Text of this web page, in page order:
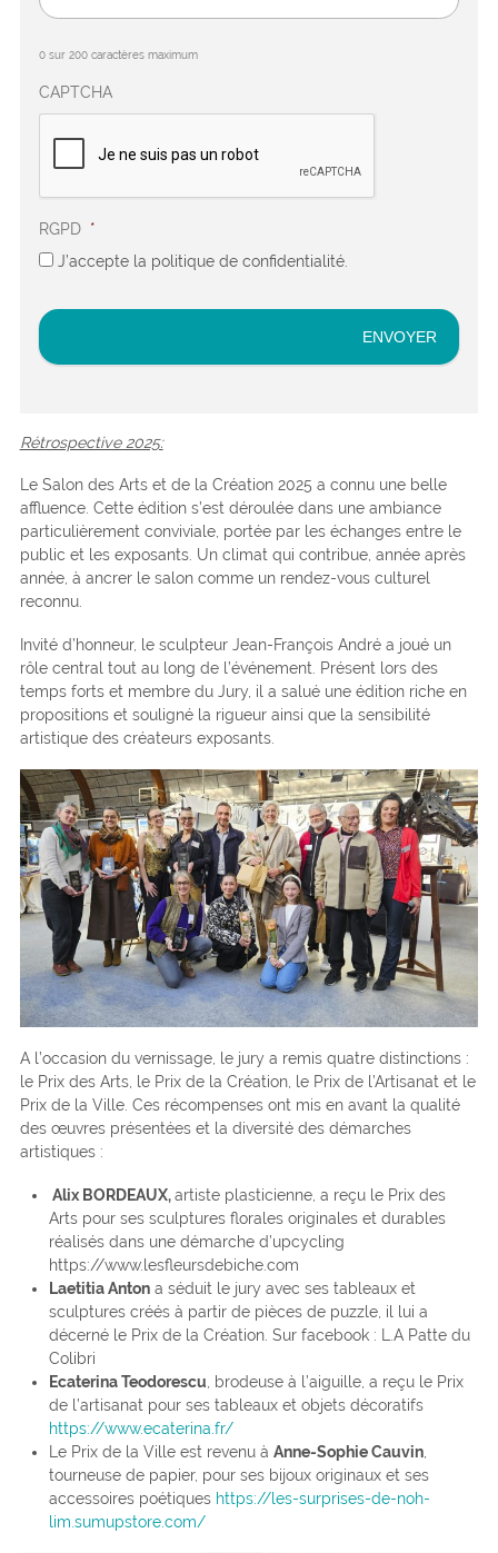
0 sur 200 caractères maximum
CAPTCHA
RGPD *
J’accepte la politique de confidentialité.
Rétrospective 2025:
Le Salon des Arts et de la Création 2025 a connu une belle
affluence. Cette édition s’est déroulée dans une ambiance
particulièrement conviviale, portée par les échanges entre le
public et les exposants. Un climat qui contribue, année après
année, à ancrer le salon comme un rendez-vous culturel
reconnu.
Invité d’honneur, le sculpteur Jean-François André a joué un
rôle central tout au long de l’événement. Présent lors des
temps forts et membre du Jury, il a salué une édition riche en
propositions et souligné la rigueur ainsi que la sensibilité
artistique des créateurs exposants.
A l’occasion du vernissage, le jury a remis quatre distinctions :
le Prix des Arts, le Prix de la Création, le Prix de l’Artisanat et le
Prix de la Ville. Ces récompenses ont mis en avant la qualité
des œuvres présentées et la diversité des démarches
artistiques :
Alix BORDEAUX,artiste plasticienne, a reçu le Prix des
Arts pour ses sculptures florales originales et durables
réalisés dans une démarche d’upcycling
https://www.lesfleursdebiche.com
Laetitia Antona séduit le jury avec ses tableaux et
sculptures créés à partir de pièces de puzzle, il lui a
décerné le Prix de la Création. Sur facebook : L.A Patte du
Colibri
Ecaterina Teodorescu , brodeuse à l’aiguille, a reçu le Prix
de l’artisanat pour ses tableaux et objets décoratifs
https://www.ecaterina.fr/
Le Prix de la Ville est revenu à Anne-Sophie Cauvin,
tourneuse de papier, pour ses bijoux originaux et ses
accessoires poétiques https://les-surprises-de-noh-
lim.sumupstore.com/